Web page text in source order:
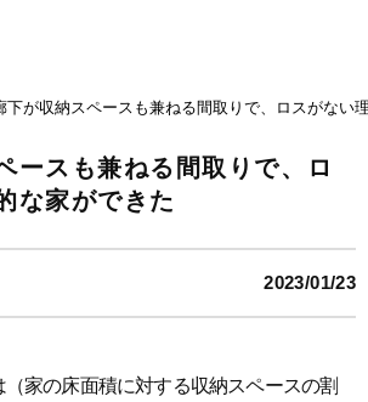
下が収納スペースも兼ねる間取りで、ロスがない
ースも兼ねる間取りで、ロ
な家ができた
2023/01/23
（家の床面積に対する収納スペースの割